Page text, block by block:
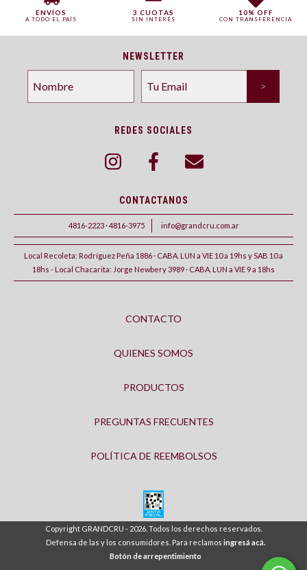
ENVÍOS
A TODO EL PAÍS
3 CUOTAS
SIN INTERÉS
10% OFF
CON TRANSFERENCIA
NEWSLETTER
REDES SOCIALES
CONTACTANOS
4816-2223 · 4816-3975 info@grandcru.com.ar
Local Recoleta: Rodríguez Peña 1886 · CABA. LUN a VIE 10 a 19hs y SAB 10 a
18hs - Local Chacarita: Jorge Newbery 3989 · CABA. LUN a VIE 9 a 18hs
CONTACTO
QUIENES SOMOS
PRODUCTOS
PREGUNTAS FRECUENTES
POLÍTICA DE REEMBOLSOS
Copyright GRANDCRU - 2026. Todos los derechos reservados.
Defensa de las y los consumidores. Para reclamos ingresá acá.
Botón de arrepentimiento